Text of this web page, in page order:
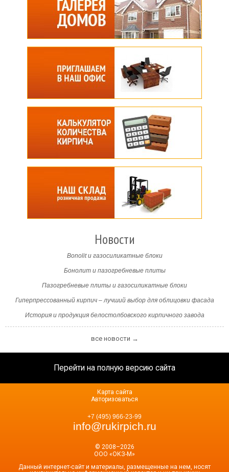
Новости
Bonolit и газосиликатные блоки
Бонолит и пазогребневые плиты
Пазогребневые плиты и газосиликатные блоки
Гиперпрессованный кирпич – лучший выбор для облицовки фасада
История и продукция белостолбовского кирпичного завода
все новости →
Перейти на полную версию сайта
© 2008–2026
ООО «ОКЗ-М»
Данный интернет-сайт и материалы, размещенные на нем, носят
+7 (495) 966-23-99
info@rukirpich.ru
Карта сайта
Авторизоваться